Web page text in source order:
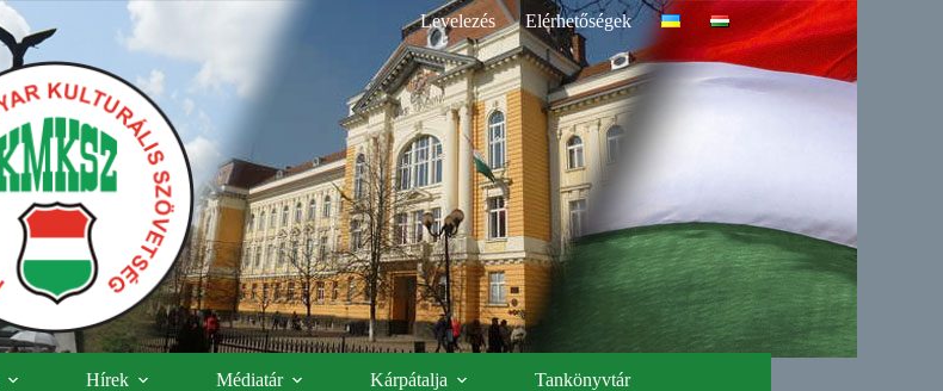
Levelezés Elérhetőségek
Hírek Médiatár Kárpátalja Tankönyvtár